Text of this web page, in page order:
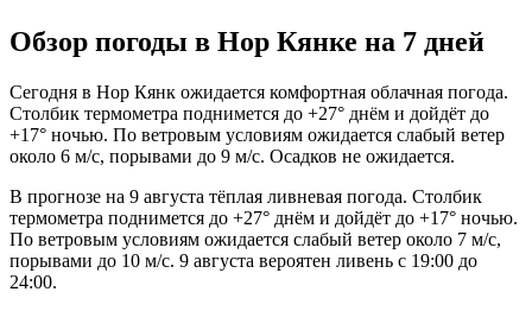
Обзор погоды в Нор Кянке на 7 дней
Сегодня в Нор Кянк ожидается комфортная облачная погода.
Столбик термометра поднимется до +27° днём и дойдёт до
+17° ночью. По ветровым условиям ожидается слабый ветер
около 6 м/с, порывами до 9 м/с. Осадков не ожидается.
В прогнозе на 9 августа тёплая ливневая погода. Столбик
термометра поднимется до +27° днём и дойдёт до +17° ночью.
По ветровым условиям ожидается слабый ветер около 7 м/с,
порывами до 10 м/с. 9 августа вероятен ливень с 19:00 до
24:00.